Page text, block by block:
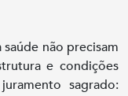
não precisam
e condições
sagrado: